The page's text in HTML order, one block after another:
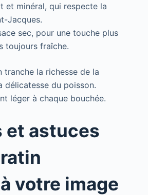
et minéral, qui respecte la
Jacques.
sec, pour une touche plus
toujours fraîche.
tranche la richesse de la
délicatesse du poisson.
léger à chaque bouchée.
et astuces
votre image